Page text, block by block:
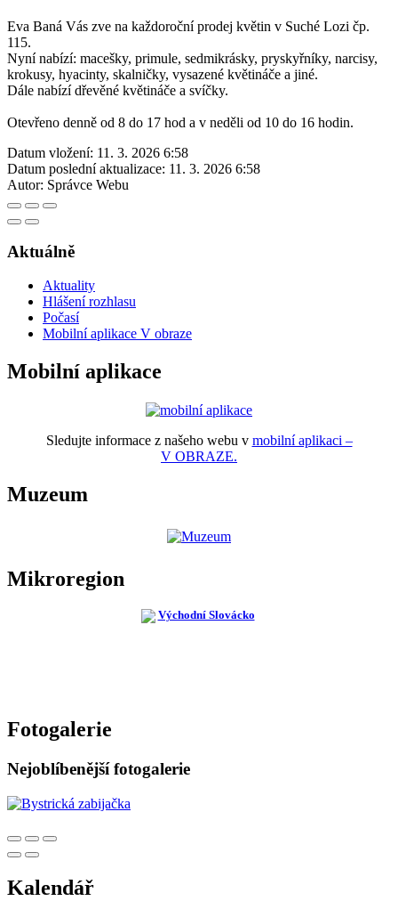
Eva Baná Vás zve na každoroční prodej květin v Suché Lozi čp.
115.
Nyní nabízí: macešky, primule, sedmikrásky, pryskyřníky, narcisy,
krokusy, hyacinty, skalničky, vysazené květináče a jiné.
Dále nabízí dřevěné květináče a svíčky.
Otevřeno denně od 8 do 17 hod a v neděli od 10 do 16 hodin.
Datum vložení: 11. 3. 2026 6:58
Datum poslední aktualizace: 11. 3. 2026 6:58
Autor: Správce Webu
Aktuálně
Aktuality
Hlášení rozhlasu
Počasí
Mobilní aplikace V obraze
Mobilní aplikace
Sledujte informace z našeho webu v mobilní aplikaci –
V OBRAZE.
Muzeum
Mikroregion
Fotogalerie
Nejoblíbenější fotogalerie
Kalendář